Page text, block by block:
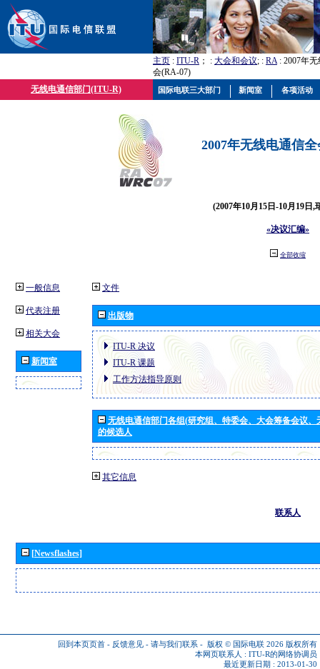
主页 : ITU-R ； : 大会和会议; : RA: 2007年
会(RA-07)
无线电通信部门(ITU-R)
2007年无线电通信
(2007年10月15日-10月19日,
«决议汇编»
全部收缩
一般信息
代表注册
相关大会
新闻室
文件
出版物
ITU-R 决议
ITU-R 课题
工作方法指导原则
无线电通信部门各组(研究组、特委会、大会筹备会议
的候选人
其它信息
联系人
[Newsflashes]
回到本页页首 - 反馈意见 - 请与我们联系 - 版权 © 国际电联 2026 版权所有
本网页联系人 : ITU-R的网络协调员
最近更新日期 : 2013-01-30
国际电联三大部门 新闻室 各项活动